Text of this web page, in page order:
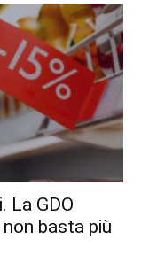
La GDO
basta più